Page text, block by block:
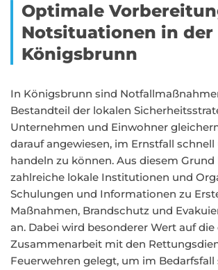
Optimale
Notsituationen in der
Königsbrunn
In Königsbrunn sind
Bestandteil der lokalen
Unternehmen und Einwohner
darauf angewiesen, im Ernstfall
handeln zu können. Aus diesem Grund
zahlreiche lokale Institutionen und
Schulungen und Informationen zu
Maßnahmen, Brandschutz und
an. Dabei wird besonderer Wert auf die
Zusammenarbeit mit den
Feuerwehren gelegt, um im Bedarfsfall